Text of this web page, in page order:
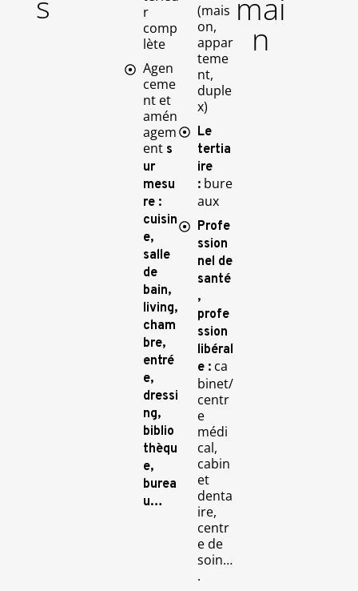
r
comp
lète
Agen
ceme
nt et
amén
agem
ent s
ur
mesu
re :
cuisin
e,
salle
de
bain,
living,
cham
bre,
entré
e,
dressi
ng,
biblio
thèqu
e,
burea
u…
(mais
on,
appar
teme
nt,
duple
x)
Le
tertia
ire
:bure
aux
Profe
ssion
nel de
santé
,
profe
ssion
libéral
e :ca
binet/
centr
e
médi
cal,
cabin
et
denta
ire,
centr
e de
soin…
.
n